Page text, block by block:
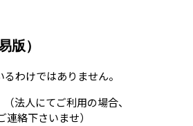
版）
わけではありません。
法人にてご利用の場合、
絡下さいませ）